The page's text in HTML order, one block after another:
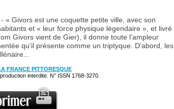
« Givors est une coquette petite ville, avec son
et « leur force physique légendaire », et livré
Givors vient de Gier), il donne toute l’ampleur
qu’il présente comme un triptyque. D’abord, les
FRANCE PITTORESQUE
interdite. N° ISSN 1768-3270.